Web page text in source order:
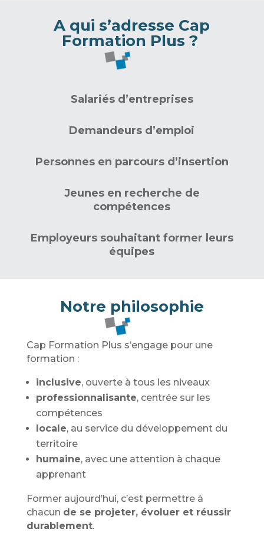
A qui s’adresse Cap
Formation Plus ?
Salariés d’entreprises
Demandeurs d’emploi
Personnes en parcours d’insertion
Jeunes en recherche de
compétences
Employeurs souhaitant former leurs
équipes
Notre philosophie
Cap Formation Plus s’engage pour une
formation :
inclusive, ouverte à tous les niveaux
professionnalisante, centrée sur les
compétences
locale, au service du développement du
territoire
humaine, avec une attention à chaque
apprenant
Former aujourd’hui, c’est permettre à
chacun de se projeter, évoluer et réussir
durablement.